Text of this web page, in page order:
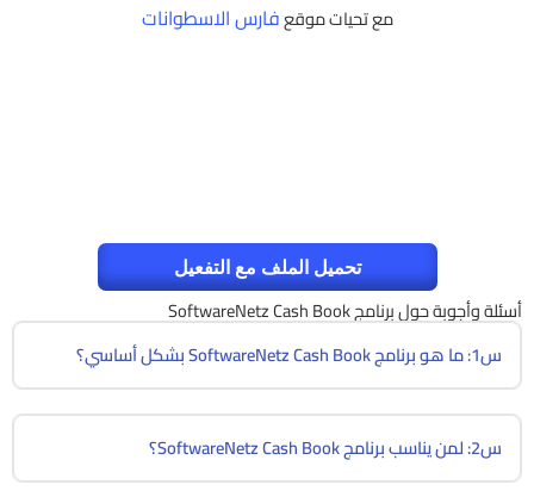
مع تحيات موقعفارس الاسطوانات
تحميل الملف مع التفعيل
أسئلة وأجوبة حول برنامج SoftwareNetz Cash Book
س1: ما هو برنامج SoftwareNetz Cash Book بشكل أساسي؟
س2: لمن يناسب برنامج SoftwareNetz Cash Book؟